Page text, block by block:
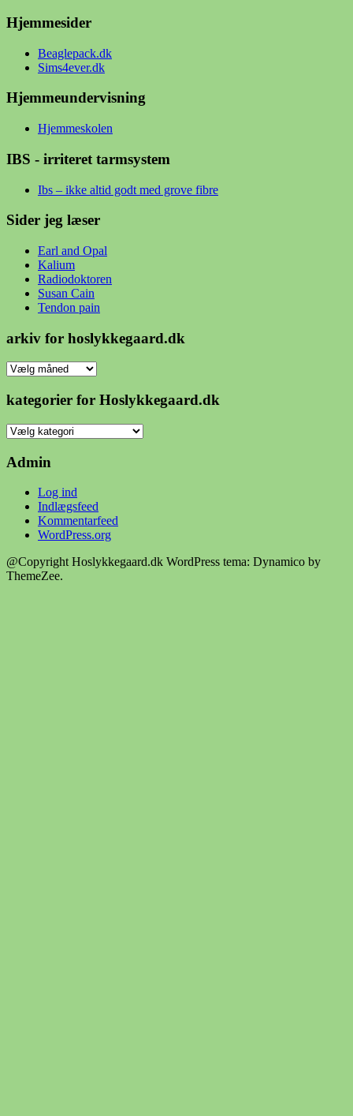
Hjemmesider
Beaglepack.dk
Sims4ever.dk
Hjemmeundervisning
Hjemmeskolen
IBS - irriteret tarmsystem
Ibs – ikke altid godt med grove fibre
Sider jeg læser
Earl and Opal
Kalium
Radiodoktoren
Susan Cain
Tendon pain
arkiv for hoslykkegaard.dk
arkiv
hoslykkegaard.dk
kategorier for Hoslykkegaard.dk
kategorier
Hoslykkegaard.dk
Admin
Log ind
Indlægsfeed
Kommentarfeed
WordPress.org
@Copyright Hoslykkegaard.dk WordPress tema: Dynamico by
ThemeZee.